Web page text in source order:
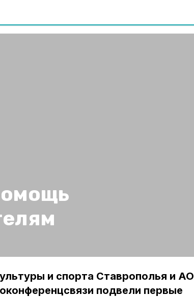
и спорта Ставрополья и АО
подвели первые